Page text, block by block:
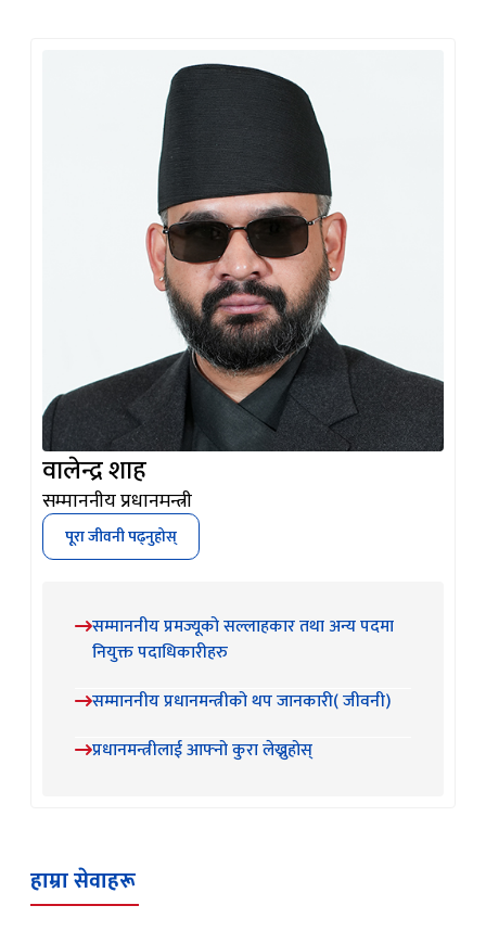
वालेन्द्र शाह
सम्माननीय प्रधानमन्त्री
पूरा जीवनी पढ्नुहोस्
सम्माननीय प्रमज्यूको सल्लाहकार तथा अन्य पदमा
नियुक्त पदाधिकारीहरु
सम्माननीय प्रधानमन्त्रीको थप जानकारी( जीवनी)
प्रधानमन्त्रीलाई आफ्नो कुरा लेख्नुहोस्
हाम्रा सेवाहरू